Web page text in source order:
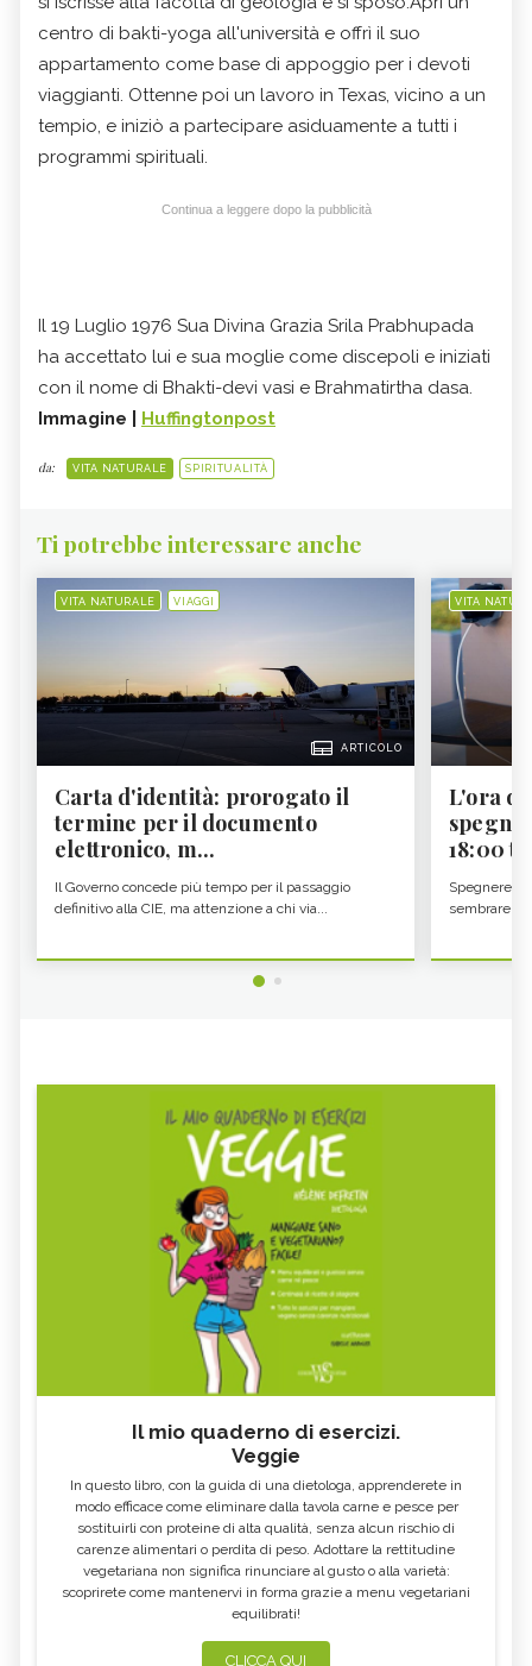
centro di bakti-yoga all'università e offrì il suo
appartamento come base di appoggio per i devoti
viaggianti. Ottenne poi un lavoro in Texas, vicino a un
tempio, e iniziò a partecipare asiduamente a tutti i
programmi spirituali.
Continua a leggere dopo la pubblicità
Il 19 Luglio 1976 Sua Divina Grazia Srila Prabhupada
ha accettato lui e sua moglie come discepoli e iniziati
con il nome di Bhakti-devi vasi e Brahmatirtha dasa.
Immagine | Huffingtonpost
da: VITA NATURALE SPIRITUALITÀ
Ti potrebbe interessare anche
VITA NATURALE VIAGGI
ARTICOLO
Carta d'identità: prorogato il
termine per il documento
elettronico, m...
Il Governo concede più tempo per il passaggio
definitivo alla CIE, ma attenzione a chi via...
VITA
L'ora
18:00 ti
Spegnere lo
sembrare
Il mio quaderno di esercizi.
Veggie
In questo libro, con la guida di una dietologa, apprenderete in
modo efficace come eliminare dalla tavola carne e pesce per
sostituirli con proteine di alta qualità, senza alcun rischio di
carenze alimentari o perdita di peso. Adottare la rettitudine
vegetariana non significa rinunciare al gusto o alla varietà:
scoprirete come mantenervi in forma grazie a menu vegetariani
equilibrati!
CLICCA QUI